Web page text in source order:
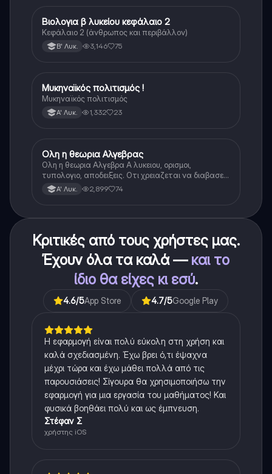
Βιολογία
Βιολογια β λυκείου κεφάλαιο 2
Κεφάλαιο 2 (άνθρωπος και περιβάλλον)
Β' Λυκ. 3,146 75
Ιστορία
Μυκηναϊκός πολιτισμός !
Μυκηναϊκός πολιτισμός
Α' Λυκ. 1,332 23
Μαθηματικά
Ολη η θεωρια Αλγεβρας
Ολη η θεωρια Αλγεβρα Α λυκειου, ορισμοι,
τυπολογιο, αποδειξεις. Οτι χρειαζεται να διαβασεις
για το θεωρητικο κομματι της αλγεβρας.
Α' Λυκ. 2,899 74
Κριτικές από τους χρήστες μας.
Έχουν όλα τα καλά — και το
ίδιο θα είχες κι εσύ.
4.6/5App Store 4.7/5Google Play
Η εφαρμογή είναι πολύ εύκολη στη χρήση και
καλά σχεδιασμένη. Έχω βρει ό,τι έψαχνα
μέχρι τώρα και έχω μάθει πολλά από τις
παρουσιάσεις! Σίγουρα θα χρησιμοποιήσω την
εφαρμογή για μια εργασία του μαθήματος! Και
φυσικά βοηθάει πολύ και ως έμπνευση.
Στέφαν Σ
χρήστης iOS